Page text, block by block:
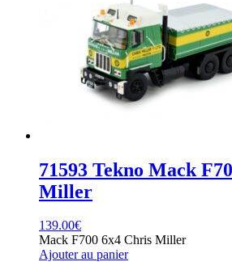
71593 Tekno Mack
Miller
139.00€
Mack F700 6x4 Chris Miller
Ajouter au panier